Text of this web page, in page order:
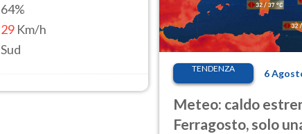
64%
29 Km/h
Sud
TENDENZA 6
Meteo: caldo
Ferragosto, solo